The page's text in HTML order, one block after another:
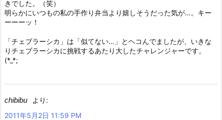
きでした。（笑）
明らかにいつもの私の手作り弁当より嬉しそうだった気が…。キー
ーーーッ！
「チェブラーシカ」は「似てない…」とヘコんでましたが、いきな
りチェブラーシカに挑戦するあたり大したチャレンジャーです。
(*_*;
chibibu
より:
2011年5月2日 11:59 PM